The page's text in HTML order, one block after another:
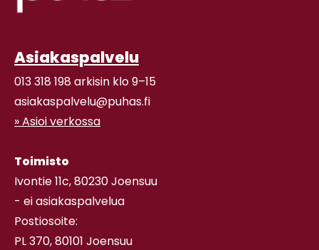
Asiakaspalvelu
013 318 198 arkisin klo 9–15
asiakaspalvelu@puhas.fi
» Asioi verkossa
Toimisto
Ivontie 11c, 80230 Joensuu
- ei asiakaspalvelua
Postiosoite:
PL 370, 80101 Joensuu